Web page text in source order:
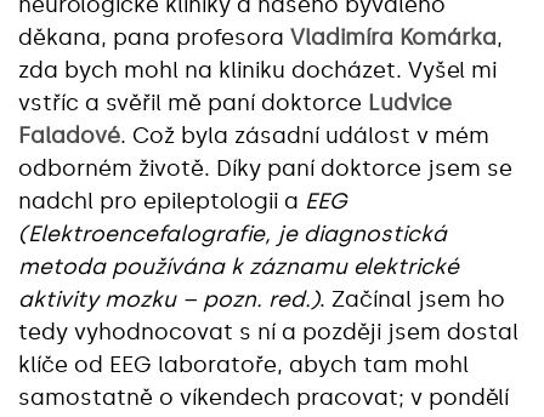
neurologické kliniky a našeho bývalého
děkana, pana profesora Vladimíra Komárka,
zda bych mohl na kliniku docházet. Vyšel mi
vstříc a svěřil mě paní doktorce Ludvice
Faladové. Což byla zásadní událost v mém
odborném životě. Díky paní doktorce jsem se
nadchl pro epileptologii a EEG
(Elektroencefalografie, je diagnostická
metoda používána k záznamu elektrické
aktivity mozku – pozn. red.). Začínal jsem ho
tedy vyhodnocovat s ní a později jsem dostal
klíče od EEG laboratoře, abych tam mohl
samostatně o víkendech pracovat; v pondělí